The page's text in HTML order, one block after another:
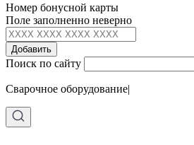
Номер бонусной карты
Поле заполненно неверно
Добавить
Поиск по сайту
Сварочное оборудование|